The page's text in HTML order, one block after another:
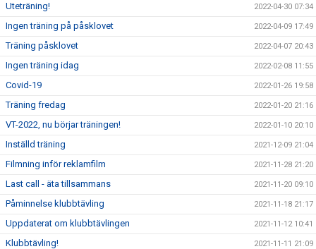
Uteträning! 2022-04-30 07:34
Ingen träning på påsklovet 2022-04-09 17:49
Träning påsklovet 2022-04-07 20:43
Ingen träning idag 2022-02-08 11:55
Covid-19 2022-01-26 19:58
Träning fredag 2022-01-20 21:16
VT-2022, nu börjar träningen! 2022-01-10 20:10
Inställd träning 2021-12-09 21:04
Filmning inför reklamfilm 2021-11-28 21:20
Last call - äta tillsammans 2021-11-20 09:10
Påminnelse klubbtävling 2021-11-18 21:17
Uppdaterat om klubbtävlingen 2021-11-12 10:41
Klubbtävling! 2021-11-11 21:09